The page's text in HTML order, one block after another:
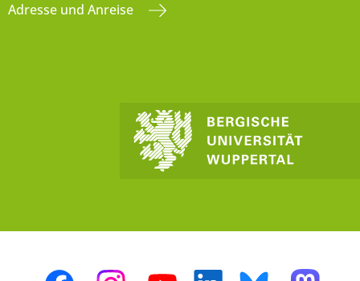
Adresse und Anreise